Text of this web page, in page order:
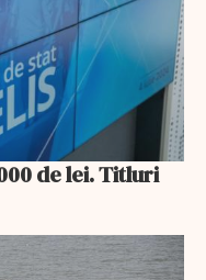
de lei. Titluri